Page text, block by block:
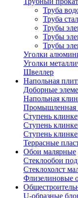
Труба
Труба
Трубы
Трубы
Трубы
Уголки
Уголки
Швеллер
Напольная
Доборные
Напольная
Промышленная
Ступень
Ступень
Ступень
Террасные
Обои малярные
Стеклообои
Стеклохолст
Флизелиновые
U-образные